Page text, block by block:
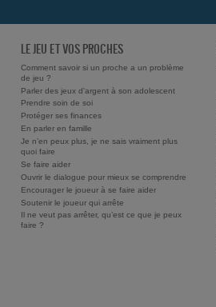
LE JEU ET VOS PROCHES
Comment savoir si un proche a un problème
de jeu ?
Parler des jeux d'argent à son adolescent
Prendre soin de soi
Protéger ses finances
En parler en famille
Je n’en peux plus, je ne sais vraiment plus
quoi faire
Se faire aider
Ouvrir le dialogue pour mieux se comprendre
Encourager le joueur à se faire aider
Soutenir le joueur qui arrête
Il ne veut pas arrêter, qu’est ce que je peux
faire ?